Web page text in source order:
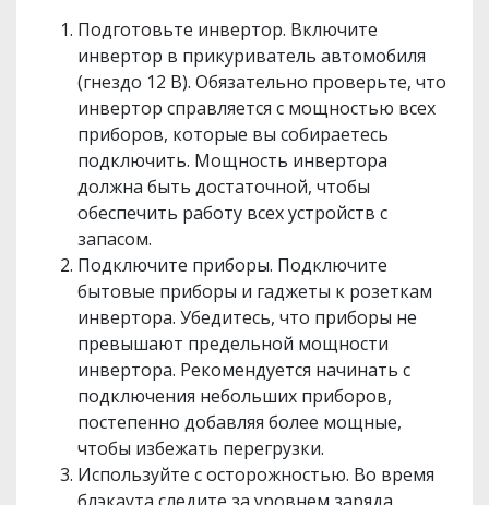
Подготовьте инвертор. Включите
инвертор в прикуриватель автомобиля
(гнездо 12 В). Обязательно проверьте, что
инвертор справляется с мощностью всех
приборов, которые вы собираетесь
подключить. Мощность инвертора
должна быть достаточной, чтобы
обеспечить работу всех устройств с
запасом.
Подключите приборы. Подключите
бытовые приборы и гаджеты к розеткам
инвертора. Убедитесь, что приборы не
превышают предельной мощности
инвертора. Рекомендуется начинать с
подключения небольших приборов,
постепенно добавляя более мощные,
чтобы избежать перегрузки.
Используйте с осторожностью. Во время